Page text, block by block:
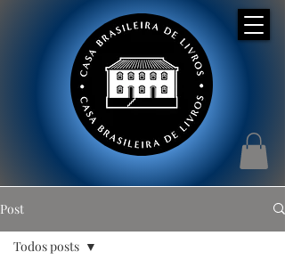
Post
Todos posts